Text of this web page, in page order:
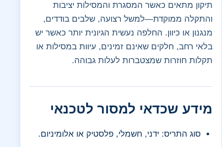
תיקון מתאים כאשר המסגרת והמסילות יציבות
והתקלה ממוקדת—למשל רצועה, שלבים בודדים,
מנגנון או כיוון. החלפה נעשית הגיונית יותר כאשר יש
בלאי רחב, חלקים שאינם זמינים, עיוות במסילות או
תקלות חוזרות שמצטברות לעלות גבוהה.
מידע שכדאי למסור לטכנאי
סוג התריס: ידני, חשמלי, פלסטיק או אלומיניום.